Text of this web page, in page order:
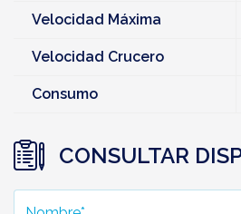
Velocidad Máxima
Velocidad Crucero
Consumo
CONSULTAR